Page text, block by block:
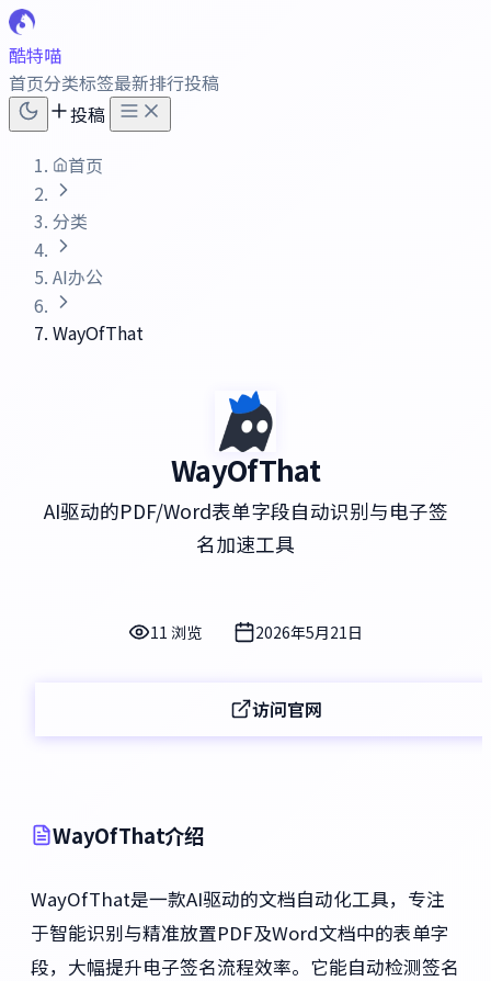
酷特喵
首页分类标签最新排行投稿
投稿
首页
分类
AI办公
WayOfThat
WayOfThat
AI驱动的PDF/Word表单字段自动识别与电子签
名加速工具
11 浏览 2026年5月21日
访问官网
WayOfThat介绍
WayOfThat是一款AI驱动的文档自动化工具，专注
于智能识别与精准放置PDF及Word文档中的表单字
段，大幅提升电子签名流程效率。它能自动检测签名